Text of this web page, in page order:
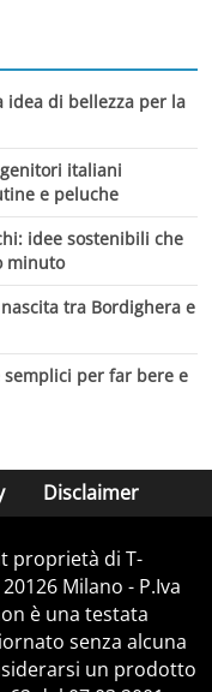
idea di bellezza per la
italiani
e peluche
idee sostenibili che
minuto
tra Bordighera e
per far bere e
Disclaimer
proprietà di T-
Milano - P.Iva
è una testata
senza alcuna
un prodotto